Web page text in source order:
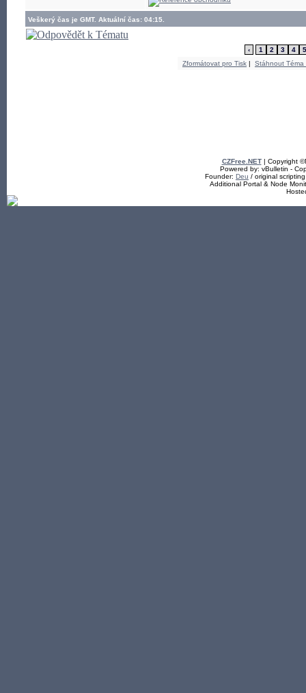
Veškerý čas je GMT. Aktuální čas: 04:15.
‹ 1 2 3 4
5
Zformátovat pro Tisk | Stáhnout Téma
CZFree.NET| Copyright
Powered by: vBulletin -
Founder: Deu / original
Additional Portal & Node